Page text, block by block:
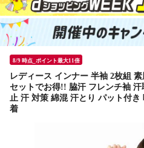
8/9 時点_ポイント最大11倍
レディース インナー 半袖 2枚組
セットでお得!! 脇汗 フレンチ袖
止 汗 対策 綿混 汗とり パット付き
着